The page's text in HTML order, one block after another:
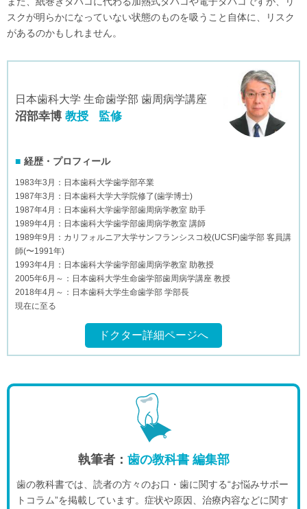
スクが明らかになっていない状態のものを吸うこと自体に、リスク
があるのかもしれません。
日本歯科大学 生命歯学部 歯周病学講座
沼部幸博 教授 監修
経歴・プロフィール
1983年3月：日本歯科大学歯学部卒業
1987年3月：日本歯科大学大学院修了(歯学博士)
1987年4月：日本歯科大学歯学部歯周病学教室 助手
1989年4月：日本歯科大学歯学部歯周病学教室 講師
1989年9月：カリフォルニア大学サンフランシスコ校(UCSF)歯学部 客員講
師(〜1991年)
1993年4月：日本歯科大学歯学部歯周病学教室 助教授
2005年6月～：日本歯科大学生命歯学部歯周病学講座 教授
2018年4月～：日本歯科大学生命歯学部 学部長
現在に至る
ドクター詳細ページへ
執筆者： 歯の教科書 編集部
歯の教科書では、読者の方々のお口・歯に関する“お悩みサポー
トコラム”を掲載しています。症状や原因、治療内容などに関す